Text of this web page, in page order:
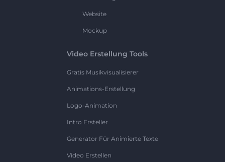
Website
Mockup
Video Erstellung Tools
Gratis Musikvisualisierer
Animations-Erstellung
Logo-Animation
Intro Ersteller
Generator Für Animierte Texte
Video Erstellen